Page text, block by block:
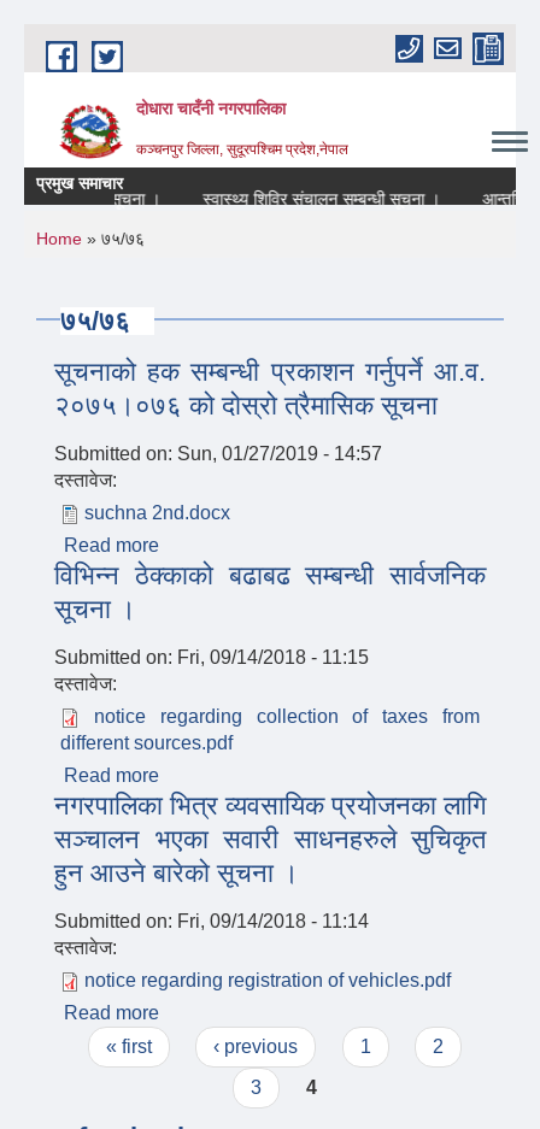
Skip to main content
दोधारा चादँनी नगरपालिका
कञ्चनपुर जिल्ला, सुदूरपश्चिम प्रदेश,नेपाल
प्रमुख समाचार
रहने सम्बन्धि सूचना ।
स्वास्थ्य शिविर संचालन सम्बन्धी सूचना । आन्तरिक
You are here
Home » ७५/७६
७५/७६
सूचनाको हक सम्बन्धी प्रकाशन गर्नुपर्ने आ.व.
२०७५।०७६ को दोस्रो त्रैमासिक सूचना
Submitted on: Sun, 01/27/2019 - 14:57
दस्तावेज:
suchna 2nd.docx
Read more
२०७५।०७६ को दोस्रो त्रैमासिक सूचना
विभिन्न ठेक्काको बढाबढ सम्बन्धी सार्वजनिक
सूचना ।
Submitted on: Fri, 09/14/2018 - 11:15
दस्तावेज:
notice regarding collection of taxes from
different sources.pdf
Read more
सूचना ।
नगरपालिका भित्र व्यवसायिक प्रयोजनका लागि
सञ्चालन भएका सवारी साधनहरुले सुचिकृत
हुन आउने बारेको सूचना ।
Submitted on: Fri, 09/14/2018 - 11:14
दस्तावेज:
notice regarding registration of vehicles.pdf
Read more
लागि सञ्चालन भएका सवारी साधनहरुले सुचिकृत हुन
आउने बारेको सूचना ।
Pages
« first ‹ previous 1
2
3
4